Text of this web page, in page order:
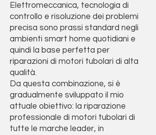
Elettromeccanica, tecnologia di
controllo e risoluzione dei problemi
precisa sono prassi standard negli
ambienti smart home quotidiani e
quindi la base perfetta per
riparazioni di motori tubolari di alta
qualità.
Da questa combinazione, si è
gradualmente sviluppato il mio
attuale obiettivo: la riparazione
professionale di motori tubolari di
tutte le marche leader, in